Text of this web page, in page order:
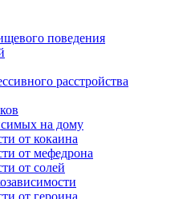
поведения
расстройства
на дому
от кокаина
от мефедрона
от солей
от героина